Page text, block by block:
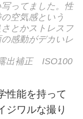
ってました。性
空気感という
とかストレスフ
感動がデカいレ
出補正 ISO100
性能を持って
ジワルな撮り